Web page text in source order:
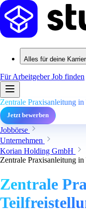
Alles für deine
Für ArbeitgeberJob finden
Zentrale Praxisanleitung
Jetzt bewerben
Jobbörse
Unternehmen
Korian Holding GmbH
Zentrale Praxisanleitung
Zentrale